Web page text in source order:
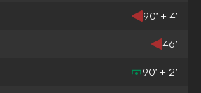
90’ + 4’
46’
90’ + 2’